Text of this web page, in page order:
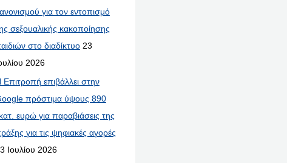
για τον εντοπισμό
σεξουαλικής κακοποίησης
στο διαδίκτυο 23
2026
Επιτροπή επιβάλλει στην
πρόστιμα ύψους 890
ευρώ για παραβιάσεις της
για τις ψηφιακές αγορές
Ιουλίου 2026